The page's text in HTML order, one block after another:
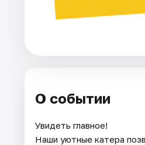
О событии
Увидеть главное!
Наши уютные катера